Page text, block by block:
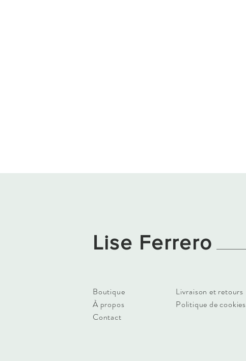
Lise Ferrero
Boutique
À propos
Contact
Livraison et retours
Politique de cookies